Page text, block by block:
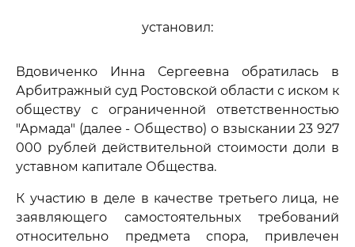
установил:
Вдовиченко Инна Сергеевна обратилась в
Арбитражный суд Ростовской области с иском к
обществу с ограниченной ответственностью
"Армада" (далее - Общество) о взыскании 23 927
000 рублей действительной стоимости доли в
уставном капитале Общества.
К участию в деле в качестве третьего лица, не
заявляющего самостоятельных требований
относительно предмета спора, привлечен